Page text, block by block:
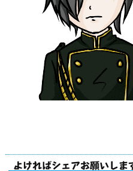
よければシェアお願いしま